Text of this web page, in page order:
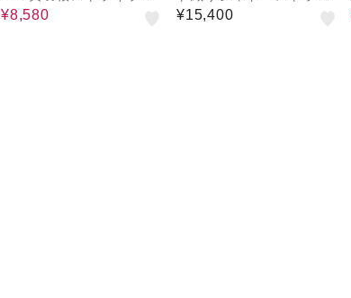
クタイ
¥8,580
プネクタイ
¥15,400